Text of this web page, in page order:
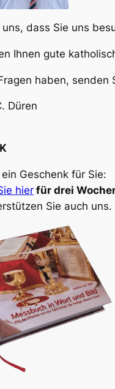
dass Sie uns
Ihnen gute
haben,
Düren
Geschenk für Sie:
hierfür drei
Sie auch uns.